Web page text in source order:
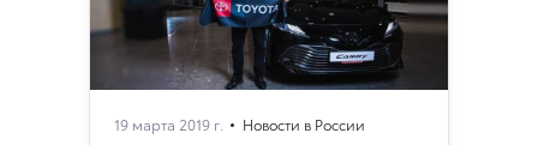
19 марта 2019 г. Новости в России